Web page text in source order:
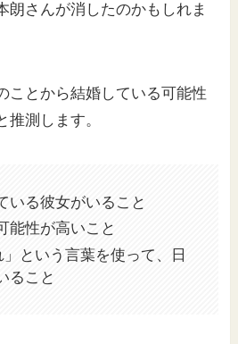
朗さんが消したのかもしれま
ことから結婚している可能性
推測します。
いる彼女がいること
能性が高いこと
という言葉を使って、日
ること